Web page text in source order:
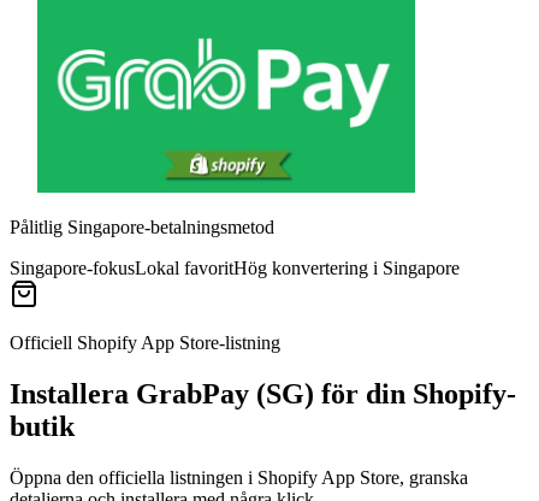
Pålitlig Singapore-betalningsmetod
Singapore-fokusLokal favoritHög konvertering i Singapore
Officiell Shopify App Store-listning
Installera GrabPay (SG) för din Shopify-
butik
Öppna den officiella listningen i Shopify App Store, granska